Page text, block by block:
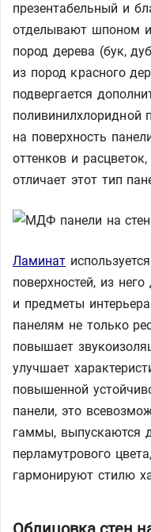
презентабельный и
отделывают шпоном
пород дерева (бук,
из пород красного
подвергается
поливинилхлоридной
на поверхность
оттенков и
отличает этот тип
Ламинат
поверхностей, из
и предметы
панелям не только
повышает
улучшает
повышенной
панели, это
гаммы, выпускаются
перламутрового
гармонируют стилю